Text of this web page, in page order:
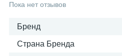
Пока нет отзывов
Бренд
Страна Бренда